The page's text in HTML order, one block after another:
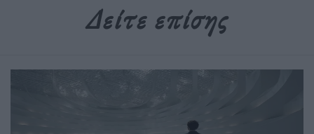
Δείτε επίσης